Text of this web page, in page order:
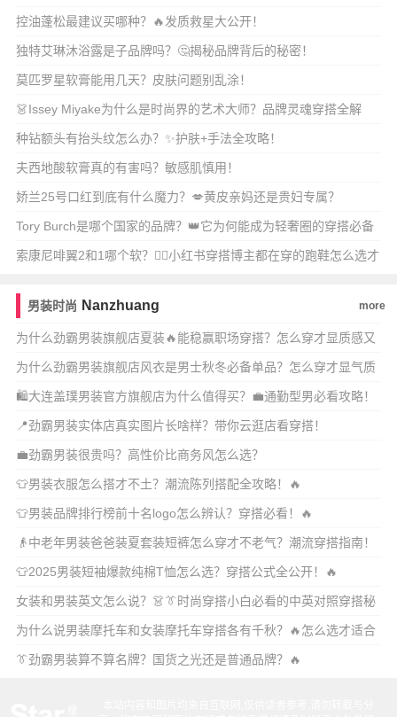
控油蓬松最建议买哪种？🔥发质救星大公开！
独特艾琳沐浴露是子品牌吗？🤔揭秘品牌背后的秘密！
莫匹罗星软膏能用几天？皮肤问题别乱涂！
👗Issey Miyake为什么是时尚界的艺术大师？品牌灵魂穿搭全解
析！🎨
种钻额头有抬头纹怎么办？✨护肤+手法全攻略！
夫西地酸软膏真的有害吗？敏感肌慎用！
娇兰25号口红到底有什么魔力？💋黄皮亲妈还是贵妇专属？
Tory Burch是哪个国家的品牌？👑它为何能成为轻奢圈的穿搭必备
单品？
索康尼啡翼2和1哪个软？🏃‍♀️小红书穿搭博主都在穿的跑鞋怎么选才
男装时尚 Nanzhuang more
为什么劲霸男装旗舰店夏装🔥能稳赢职场穿搭？怎么穿才显质感又
不老气？
为什么劲霸男装旗舰店风衣是男士秋冬必备单品？怎么穿才显气质
又不撞款？
🛍️大连盖璞男装官方旗舰店为什么值得买？💼通勤型男必看攻略！
📍劲霸男装实体店真实图片长啥样？带你云逛店看穿搭！
💼劲霸男装很贵吗？高性价比商务风怎么选？
👕男装衣服怎么搭才不土？潮流陈列搭配全攻略！🔥
👕男装品牌排行榜前十名logo怎么辨认？穿搭必看！🔥
👴中老年男装爸爸装夏套装短裤怎么穿才不老气？潮流穿搭指南！
🔥
👕2025男装短袖爆款纯棉T恤怎么选？穿搭公式全公开！🔥
女装和男装英文怎么说？👗👔时尚穿搭小白必看的中英对照穿搭秘
籍！
为什么说男装摩托车和女装摩托车穿搭各有千秋？🔥怎么选才适合
自己风格？
👔劲霸男装算不算名牌？国货之光还是普通品牌？🔥